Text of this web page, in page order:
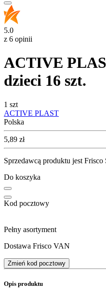
5.0
z 6 opinii
ACTIVE
dzieci 16 szt.
1 szt
ACTIVE PLAST
Polska
Cena
5,89 zł
Sprzedawcą produktu jest Frisco
Do koszyka
Kod pocztowy
Pełny asortyment
Dostawa Frisco VAN
Zmień kod pocztowy
Opis produktu